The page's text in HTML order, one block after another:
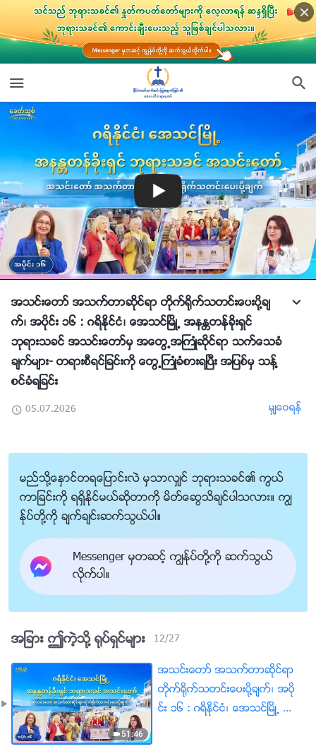
အသင္းေတာ္ အသက္တာဆိုင္ရာ တိုက္႐ိုက္သတင္းေပးပို႔ခ်
က္၊ အပိုင္း ၁၆ : ဂရိႏိုင္ငံ၊ ေအသင္ၿမိဳ႕ အနႏၲတန္ခိုးရွင္
ဘုရားသခင္ အသင္းေတာ္မွ အေတြ႕အႀကဳံဆိုင္ရာ သက္ေသခံ
ခ်က္မ်ား- တရားစီရင္ျခင္းကို ေတြ႕ႀကဳံခံစားရၿပီး အျပစ္မွ သန႔္
စင္ခံရျခင္း
05.07.2026 မွ်ေဝရန္
မည္သို႔ေႏွာင္တရေျပာင္းလဲ မွသာလွ်င္ ဘုရားသခင္၏ ကြယ္
ကာျခင္းကို ရရွိႏိုင္မယ္ဆိုတာကို မိတ္ေဆြသိခ်င္ပါသလား။ ကြၽ
န္ုပ္တို႔ကို ခ်က္ခ်င္းဆက္သြယ္ပါ။
Messenger မွတဆင့္ ကြၽန္ုပ္တို႔ကို ဆက္သြယ္
လိုက္ပါ။
အျခား ဤကဲ့သို႔ ႐ုပ္ရွင္မ်ား 12/27
51:46
အသင္းေတာ္ အသက္တာဆိုင္ရာ
တိုက္႐ိုက္သတင္းေပးပို႔ခ်က္၊ အပို
င္း ၁၆ : ဂရိႏိုင္ငံ၊ ေအသင္ၿမိဳ႕ အ